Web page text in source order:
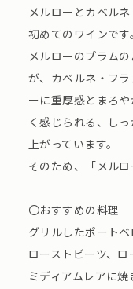
メルローとカベル
初めてのワインです。
メルローのプラム
が、カベルネ・フ
ーに重厚感とまろ
く感じられる、し
上がっています。
そのため、「メル
〇おすすめの料理
グリルしたポート
ローストビーツ、ロ
ミディアムレアに